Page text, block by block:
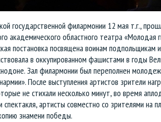
государственной филармонии 12 мая т.г.,
академического областного театра «Молодая
постановка посвящена воинам подпольщикам
в оккупированном фашистами в годы
Зал филармонии был переполнен
После выступления артистов зрители
не стихали несколько минут, во время
спектакля, артисты совместно со зрителями на
знамени победы.